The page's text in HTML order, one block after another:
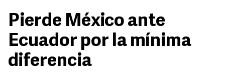
Pierde México ante
Ecuador por la mínima
diferencia